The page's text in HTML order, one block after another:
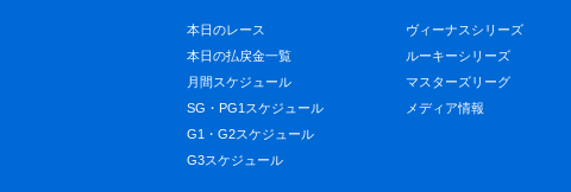
本日のレース
本日の払戻金一覧
月間スケジュール
SG・PG1スケジュール
G1・G2スケジュール
G3スケジュール
ヴィーナスシリーズ
ルーキーシリーズ
マスターズリーグ
メディア情報